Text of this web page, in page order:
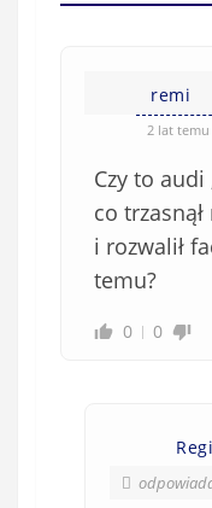
remi
2 lat temu
Czy to
co
i rozwalił
temu?
0 0